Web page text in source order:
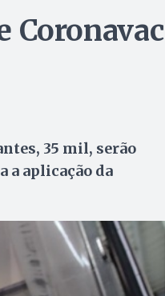
Coronavac
35 mil, serão
a aplicação da